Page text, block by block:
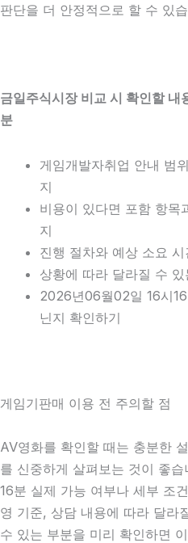
판단을 더 안정적으로 할 수 있
금일주식시장 비교 시 확인할
분
게임개발자취업 안내 범
지
비용이 있다면 포함 항목
지
진행 절차와 예상 소요
상황에 따라 달라질 수
2026년06월02일 16시
닌지 확인하기
게임기판매 이용 전 주의할 점
AV영화를 확인할 때는 충분한
를 신중하게 살펴보는 것이 좋
16분 실제 가능 여부나 세부 조
영 기준, 상담 내용에 따라 달라
수 있는 부분을 미리 확인하면